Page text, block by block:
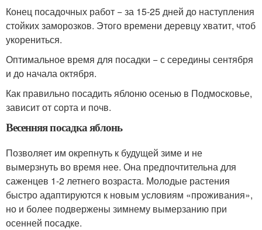
Конец посадочных работ − за 15-25 дней до наступления
стойких заморозков. Этого времени деревцу хватит, чтоб
укорениться.
Оптимальное время для посадки − с середины сентября
и до начала октября.
Как правильно посадить яблоню осенью в Подмосковье,
зависит от сорта и почв.
Весенняя посадка яблонь
Позволяет им окрепнуть к будущей зиме и не
вымерзнуть во время нее. Она предпочтительна для
саженцев 1-2 летнего возраста. Молодые растения
быстро адаптируются к новым условиям «проживания»,
но и более подвержены зимнему вымерзанию при
осенней посадке.